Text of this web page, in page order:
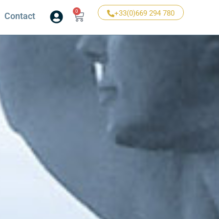
+33(0)669 294 780
0
Contact